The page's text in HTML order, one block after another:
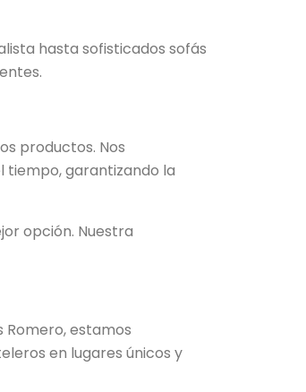
hasta sofisticados sofás
productos. Nos
tiempo, garantizando la
opción. Nuestra
Romero, estamos
en lugares únicos y